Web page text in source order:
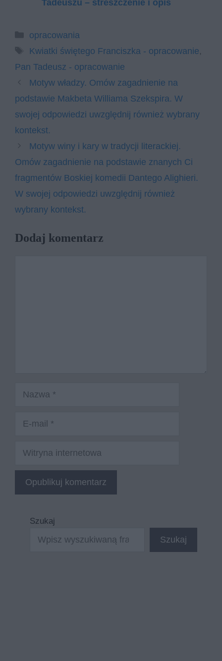
Tadeuszu – streszczenie i opis
Kategorie
opracowania
Tagi
Kwiatki świętego Franciszka - opracowanie,
Pan Tadeusz - opracowanie
Motyw władzy. Omów zagadnienie na
podstawie Makbeta Williama Szekspira. W
swojej odpowiedzi uwzględnij również wybrany
kontekst.
Motyw winy i kary w tradycji literackiej.
Omów zagadnienie na podstawie znanych Ci
fragmentów Boskiej komedii Dantego Alighieri.
W swojej odpowiedzi uwzględnij również
wybrany kontekst.
Dodaj komentarz
Witryna
internetowa
Szukaj
Szukaj